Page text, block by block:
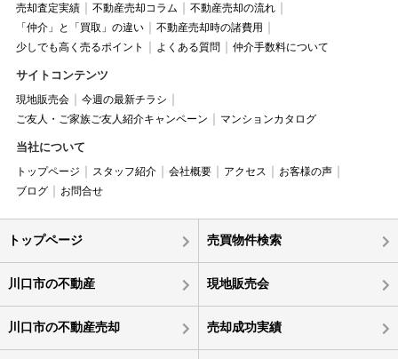
売却査定実績
不動産売却コラム
不動産売却の流れ
「仲介」と「買取」の違い
不動産売却時の諸費用
少しでも高く売るポイント
よくある質問 仲介手数料について
サイトコンテンツ
現地販売会
今週の最新チラシ
ご友人・ご家族ご友人紹介キャンペーン
マンションカタログ
当社について
トップページ スタッフ紹介 会社概要 アクセス
お客様の声
ブログ
お問合せ
トップページ 売買物件検索
川口市の不動産 現地販売会
川口市の不動産売却 売却成功実績